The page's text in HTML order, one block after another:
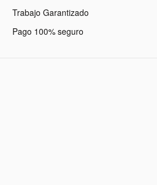
Trabajo Garantizado
Pago 100% seguro